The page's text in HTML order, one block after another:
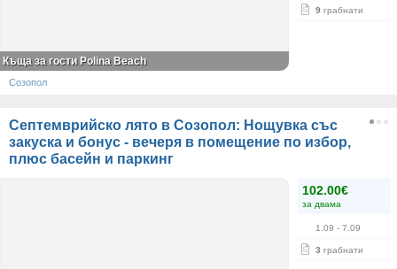
9 грабнати
Къща за гости Polina Beach
Созопол
Септемврийско лято в Созопол: Нощувка със
закуска и бонус - вечеря в помещение по избор,
плюс басейн и паркинг
102.00€
за двама
1.09 - 7.09
3 грабнати